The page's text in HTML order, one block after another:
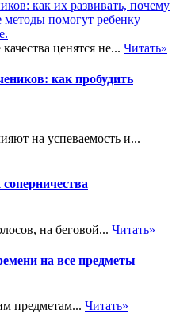
ценятся не... Читать»
как пробудить
на успеваемость и...
на беговой... Читать»
на все предметы
предметам... Читать»